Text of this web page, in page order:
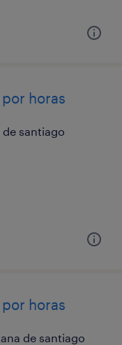
horas
santiago
horas
de santiago